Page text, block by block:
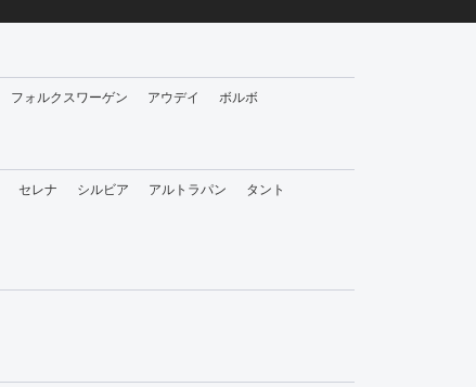
フォルクスワーゲン アウデイ ボルボ
セレナ シルビア アルトラパン
タント